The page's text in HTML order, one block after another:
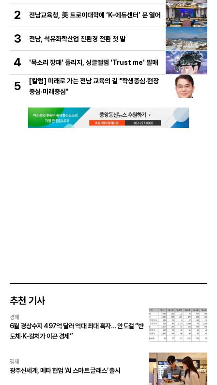
2 전남교육청, 美 트로이대학에 ‘K-에듀센터’ 문 열어
3 전남, 석유화학산업 친환경 전환 첫 발
4 '목소리 깡패' 플리지, 싱글앨범 'Trust me' 발매
5
[칼럼] 미래로 가는 전남 교육의 길 "학생중심·현장
중심·미래중심"
추천 기사
경제
6월 경상수지 497억 달러 역대 최대 흑자… 안도걸 “반
도체·K-컬처가 이끈 경제”
경제
광주신세계, 메타 협업 ‘AI 스마트 글래스’ 출시